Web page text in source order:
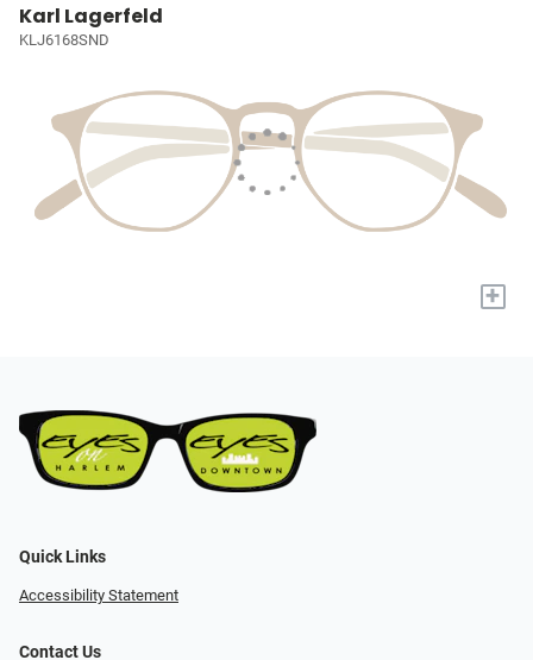
Karl Lagerfeld
KLJ6168SND
+
Quick Links
Accessibility Statement
Contact Us